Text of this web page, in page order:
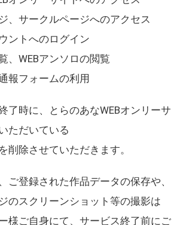
、サークルページへのアクセス
ントへのログイン
、WEBアンソロの閲覧
報フォームの利用
了時に、とらのあなWEBオンリーサ
ただいている
削除させていただきます。
ご登録された作品データの保存や、
のスクリーンショット等の撮影は
様ご自身にて、サービス終了前にご